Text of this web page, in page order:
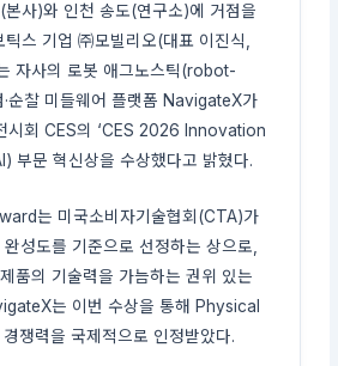
본사)와 인천 송도(연구소)에 거점을
스 기업 ㈜모빌리오(대표 이진식,
자사의 로봇 애그노스틱(robot-
순찰 미들웨어 플랫폼 NavigateX가
시회 CES의 ‘CES 2026 Innovation
부문 혁신상을 수상했다고 밝혔다.
는 미국소비자기술협회(CTA)가
성도를 기준으로 선정하는 상으로,
품의 기술력을 가늠하는 권위 있는
는 이번 수상을 통해 Physical
쟁력을 국제적으로 인정받았다.